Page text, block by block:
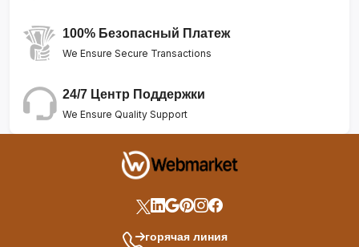
100% Безопасный Платеж
We Ensure Secure Transactions
24/7 Центр Поддержки
We Ensure Quality Support
горячая линия